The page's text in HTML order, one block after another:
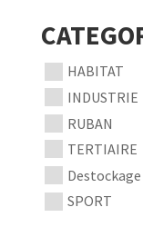
HABITAT
INDUSTRIE
RUBAN
TERTIAIRE
Destockage
SPORT